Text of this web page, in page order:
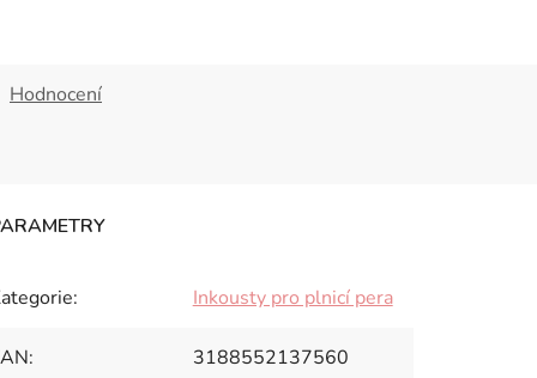
Hodnocení
: Inkousty pro plnicí pera
: 3188552137560